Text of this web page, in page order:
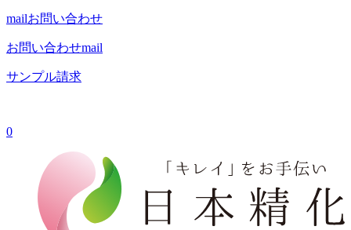
mailお問い合わせ
お問い合わせmail
サンプル請求
0